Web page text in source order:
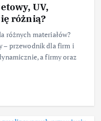
UV,
różnią?
różnych materiałów?
– przewodnik dla firm i
a firmy oraz